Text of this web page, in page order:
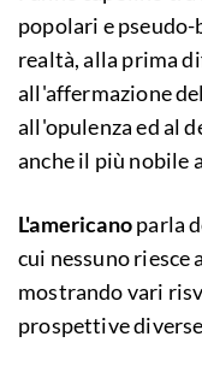
popolari e
realtà, alla prima
all'affermazione
all'opulenza ed al
anche il più nobile
L'americanoparla
cui nessuno riesce
mostrando vari
prospettive